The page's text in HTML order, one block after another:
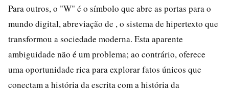
Para outros, o "W" é o símbolo que abre as portas para o
mundo digital, abreviação de , o sistema de hipertexto que
transformou a sociedade moderna. Esta aparente
ambiguidade não é um problema; ao contrário, oferece
uma oportunidade rica para explorar fatos únicos que
conectam a história da escrita com a história da